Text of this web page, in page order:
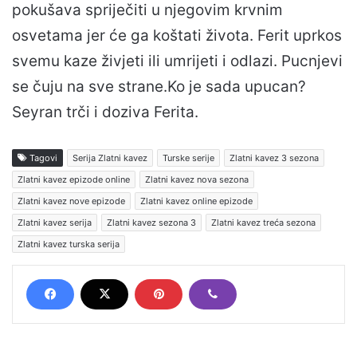
pokušava spriječiti u njegovim krvnim
osvetama jer će ga koštati života. Ferit uprkos
svemu kaze živjeti ili umrijeti i odlazi. Pucnjevi
se čuju na sve strane.Ko je sada upucan?
Seyran trči i doziva Ferita.
Tagovi Serija Zlatni kavez Turske serije
Zlatni kavez 3 sezona
Zlatni kavez epizode online
Zlatni kavez nova sezona
Zlatni kavez nove epizode
Zlatni kavez online epizode
Zlatni kavez serija
Zlatni kavez sezona 3
Zlatni kavez treća sezona
Zlatni kavez turska serija